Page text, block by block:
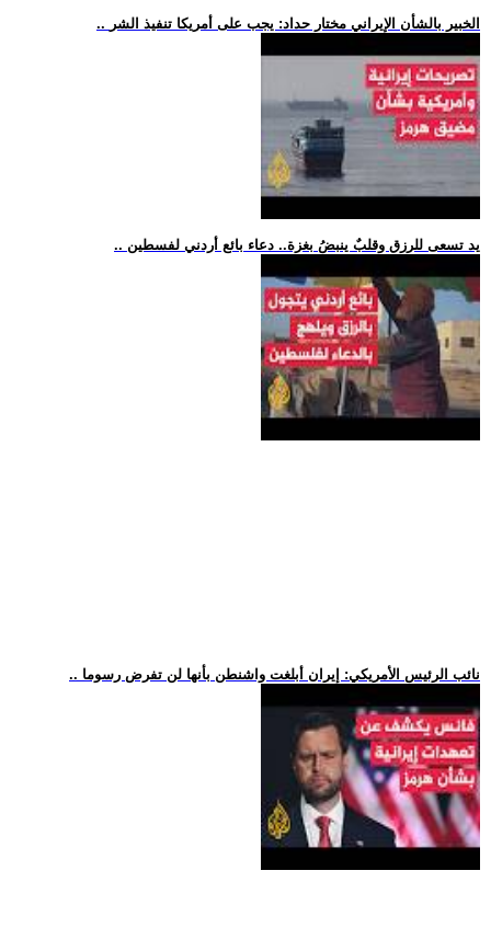
.. الخبير بالشأن الإيراني مختار حداد: يجب على أمريكا تنفيذ الشر
.. يد تسعى للرزق وقلبٌ ينبضُ بغزة.. دعاء بائع أردني لفسطين
.. نائب الرئيس الأمريكي: إيران أبلغت واشنطن بأنها لن تفرض رسوما